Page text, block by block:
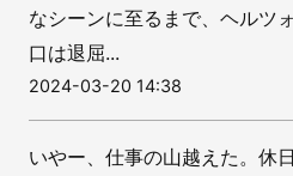
なシーンに至るまで、ヘルツ
口は退屈...
2024-03-20 14:38
いやー、仕事の山越えた。休